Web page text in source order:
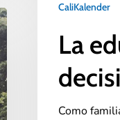
CaliKalender
La
Como